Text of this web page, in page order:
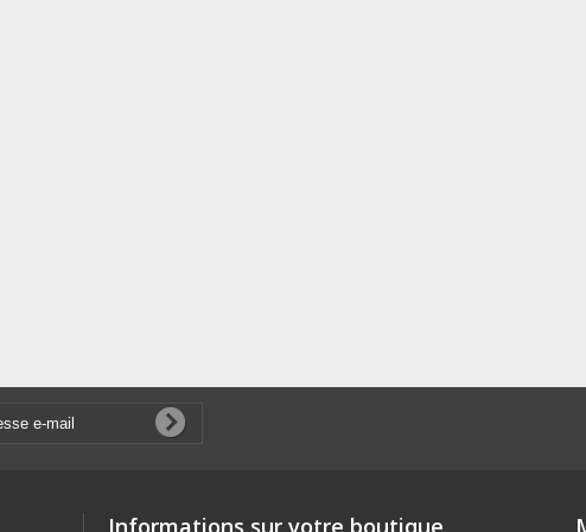
Informations sur votre boutique